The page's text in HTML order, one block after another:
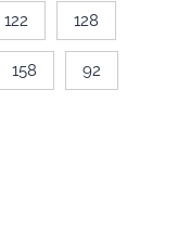
122 128
158 92